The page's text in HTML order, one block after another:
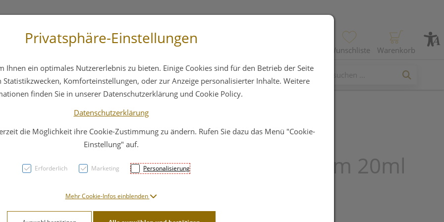
Wunschliste Warenkorb
Hautpflege Familie Nahrungsergänzung
Mavala Nagel
Verstaerker 2x10m 20ml
24,51 EUR
Privatsphäre-Einstellungen
Ihnen ein optimales Nutzererlebnis zu bieten. Einige Cookies sind für den Betrieb der Seite
Komforteinstellungen, oder zur Anzeige personalisierter Inhalte. Weitere
finden Sie in unserer Datenschutzerklärung und Cookie Policy.
Datenschutzerklärung
die Möglichkeit ihre Cookie-Zustimmung zu ändern. Rufen Sie dazu das Menü "Cookie-
Einstellung" auf.
Erforderlich Marketing Personalisierung
Mehr Cookie-Infos einblenden